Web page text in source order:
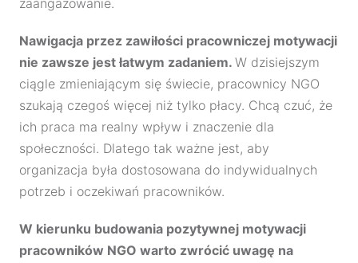
zaangażowanie.
Nawigacja przez zawiłości pracowniczej motywacji
nie zawsze jest łatwym zadaniem. W dzisiejszym
ciągle zmieniającym się świecie, pracownicy NGO
szukają czegoś więcej niż tylko płacy. Chcą czuć, że
ich praca ma realny wpływ i znaczenie dla
społeczności. Dlatego tak ważne jest, aby
organizacja była dostosowana do indywidualnych
potrzeb i oczekiwań pracowników.
W kierunku budowania pozytywnej motywacji
pracowników NGO warto zwrócić uwagę na